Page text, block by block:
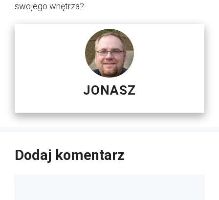
swojego wnętrza?
JONASZ
Dodaj komentarz